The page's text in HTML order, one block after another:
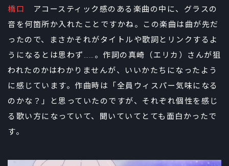
橋口 アコースティック感のある楽曲の中に、グラスの
音を何箇所か入れたことですかね。この楽曲は曲が先だ
ったので、まさかそれがタイトルや歌詞とリンクするよ
うになるとは思わず……。作詞の真崎（エリカ）さんが狙
われたのかはわかりませんが、いいかたちになったよう
に感じています。作曲時は「全員ウィスパー気味になる
のかな？」と思っていたのですが、それぞれ個性を感じ
る歌い方になっていて、聞いていてとても面白かったで
す。